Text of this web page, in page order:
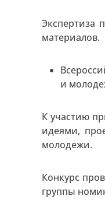
Экспертиза
материалов.
и
К участию
идеями,
молодежи.
Конкурс
группы